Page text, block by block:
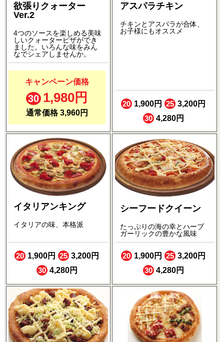
欲張りクォーター
Ver.2
4つのソースを楽しめる美味
しいクォーターピザができ
ました。いろんな味をみん
なでシェアしませんか。
キャンペーン価格
30 1,980円
通常価格 3,960円
アスパラチキン
チキンとアスパラが合体、
お子様にもオススメ
20 1,900円 25 3,200円
304,280円
イタリアンキング
イタリアの味、本格派
20 1,900円 25 3,200円
304,280円
シーフードクイーン
たっぷりの海の幸とハーブ
ガーリックの豊かな風味
20 1,900円 25 3,200円
304,280円